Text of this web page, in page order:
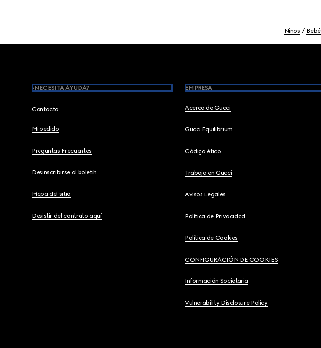
Niños Bebé
¿NECESITA AYUDA?
Contacto
Mi pedido
Preguntas Frecuentes
Desinscribirse al boletín
Mapa del sitio
Desistir del contrato aquí
EMPRESA
Acerca de Gucci
Gucci Equilibrium
Código ético
Trabaja en Gucci
Avisos Legales
Política de Privacidad
Política de Cookies
CONFIGURACIÓN DE COOKIES
Información Societaria
Vulnerability Disclosure Policy